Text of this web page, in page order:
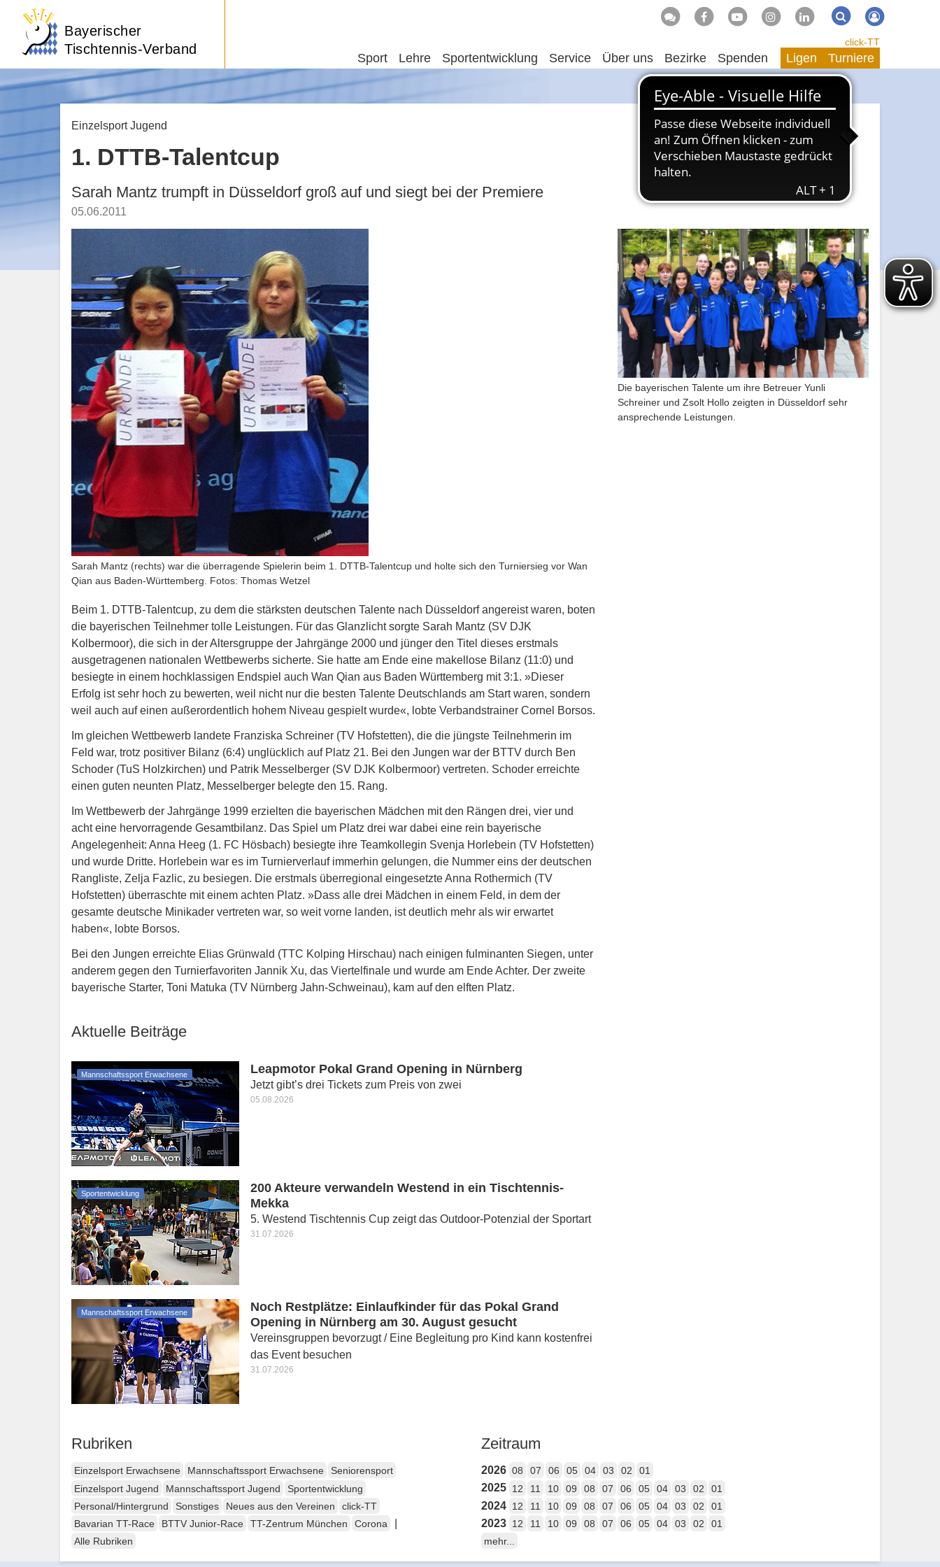
Bayerischer
Tischtennis-Verband
Suche Suchen
Sport Lehre Sportentwicklung Service Über uns Bezirke Spenden
click-TT
Ligen Turniere
Einzelsport Jugend
1. DTTB-Talentcup
Sarah Mantz trumpft in Düsseldorf groß auf und siegt bei der Premiere
05.06.2011
Sarah Mantz (rechts) war die überragende Spielerin beim 1. DTTB-Talentcup und holte sich den Turniersieg vor Wan
Qian aus Baden-Württemberg. Fotos: Thomas Wetzel
Beim 1. DTTB-Talentcup, zu dem die stärksten deutschen Talente nach Düsseldorf angereist waren, boten
die bayerischen Teilnehmer tolle Leistungen. Für das Glanzlicht sorgte Sarah Mantz (SV DJK
Kolbermoor), die sich in der Altersgruppe der Jahrgänge 2000 und jünger den Titel dieses erstmals
ausgetragenen nationalen Wettbewerbs sicherte. Sie hatte am Ende eine makellose Bilanz (11:0) und
besiegte in einem hochklassigen Endspiel auch Wan Qian aus Baden Württemberg mit 3:1. »Dieser
Erfolg ist sehr hoch zu bewerten, weil nicht nur die besten Talente Deutschlands am Start waren, sondern
weil auch auf einen außerordentlich hohem Niveau gespielt wurde«, lobte Verbandstrainer Cornel Borsos.
Im gleichen Wettbewerb landete Franziska Schreiner (TV Hofstetten), die die jüngste Teilnehmerin im
Feld war, trotz positiver Bilanz (6:4) unglücklich auf Platz 21. Bei den Jungen war der BTTV durch Ben
Schoder (TuS Holzkirchen) und Patrik Messelberger (SV DJK Kolbermoor) vertreten. Schoder erreichte
einen guten neunten Platz, Messelberger belegte den 15. Rang.
Im Wettbewerb der Jahrgänge 1999 erzielten die bayerischen Mädchen mit den Rängen drei, vier und
acht eine hervorragende Gesamtbilanz. Das Spiel um Platz drei war dabei eine rein bayerische
Angelegenheit: Anna Heeg (1. FC Hösbach) besiegte ihre Teamkollegin Svenja Horlebein (TV Hofstetten)
und wurde Dritte. Horlebein war es im Turnierverlauf immerhin gelungen, die Nummer eins der deutschen
Rangliste, Zelja Fazlic, zu besiegen. Die erstmals überregional eingesetzte Anna Rothermich (TV
Hofstetten) überraschte mit einem achten Platz. »Dass alle drei Mädchen in einem Feld, in dem der
gesamte deutsche Minikader vertreten war, so weit vorne landen, ist deutlich mehr als wir erwartet
haben«, lobte Borsos.
Bei den Jungen erreichte Elias Grünwald (TTC Kolping Hirschau) nach einigen fulminanten Siegen, unter
anderem gegen den Turnierfavoriten Jannik Xu, das Viertelfinale und wurde am Ende Achter. Der zweite
bayerische Starter, Toni Matuka (TV Nürnberg Jahn-Schweinau), kam auf den elften Platz.
Die bayerischen Talente um ihre Betreuer Yunli
Schreiner und Zsolt Hollo zeigten in Düsseldorf sehr
ansprechende Leistungen.
Aktuelle Beiträge
Mannschaftssport Erwachsene Leapmotor Pokal Grand Opening in Nürnberg
Jetzt gibt’s drei Tickets zum Preis von zwei
05.08.2026
Sportentwicklung
200 Akteure verwandeln Westend in ein Tischtennis-
Mekka
5. Westend Tischtennis Cup zeigt das Outdoor-Potenzial der Sportart
31.07.2026
Mannschaftssport Erwachsene
Noch Restplätze: Einlaufkinder für das Pokal Grand
Opening in Nürnberg am 30. August gesucht
Vereinsgruppen bevorzugt / Eine Begleitung pro Kind kann kostenfrei
das Event besuchen
31.07.2026
Rubriken
Einzelsport Erwachsene Mannschaftssport Erwachsene
Seniorensport
Einzelsport Jugend
Mannschaftssport Jugend
Sportentwicklung
Personal/Hintergrund
Sonstiges Neues aus den Vereinen
click-TT
Bavarian TT-Race
BTTV Junior-Race TT-Zentrum München Corona
Alle Rubriken
Zeitraum
2026 08 07 06 05 04 03 02 01
2025 12 11 10 09 08 07 06 05 04 03 02 01
2024 12 11 10 09 08 07 06 05 04 03 02 01
2023 12 11 10 09 08 07 06 05 04 03 02
01
mehr...